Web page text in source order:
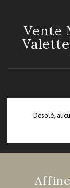
Vente Maison 4 pièces La
Désolé,
Affiner ou étendre votre